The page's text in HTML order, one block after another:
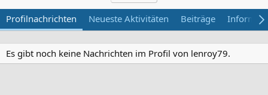
Profilnachrichten Neueste Aktivitäten Beiträge
Es gibt noch keine Nachrichten im Profil von lenroy79.